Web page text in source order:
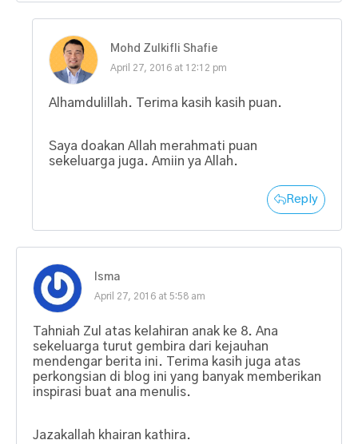
Mohd Zulkifli Shafie
April 27, 2016 at 12:12 pm
Alhamdulillah. Terima kasih kasih puan.
Saya doakan Allah merahmati puan
sekeluarga juga. Amiin ya Allah.
Reply
Isma
April 27, 2016 at 5:58 am
Tahniah Zul atas kelahiran anak ke 8. Ana
sekeluarga turut gembira dari kejauhan
mendengar berita ini. Terima kasih juga atas
perkongsian di blog ini yang banyak memberikan
inspirasi buat ana menulis.
Jazakallah khairan kathira.